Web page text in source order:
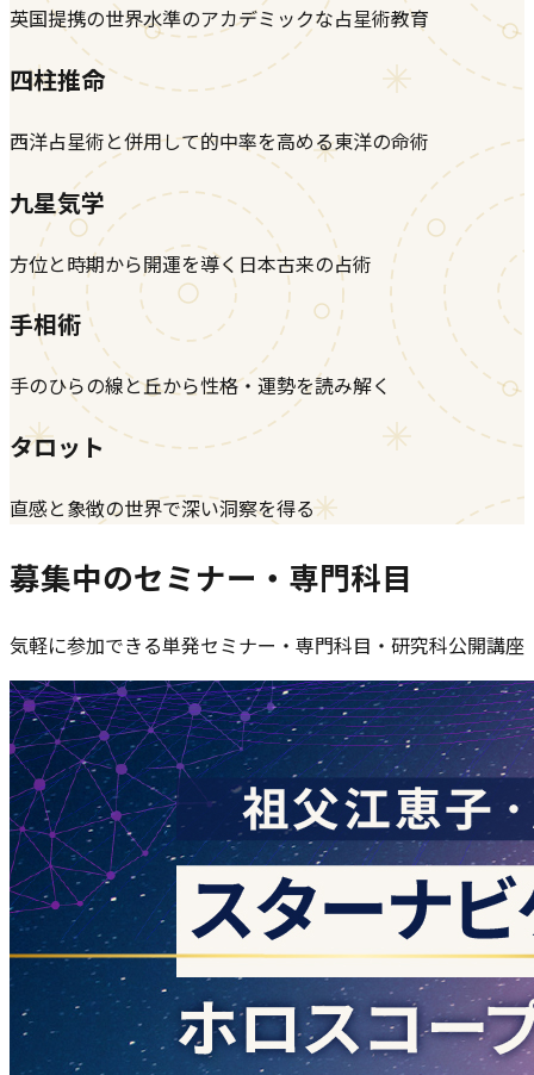
英国提携の世界水準のアカデミックな占星術教育
四柱推命
西洋占星術と併用して的中率を高める東洋の命術
九星気学
方位と時期から開運を導く日本古来の占術
手相術
手のひらの線と丘から性格・運勢を読み解く
タロット
直感と象徴の世界で深い洞察を得る
募集中のセミナー・専門科目
気軽に参加できる単発セミナー・専門科目・研究科公開講座